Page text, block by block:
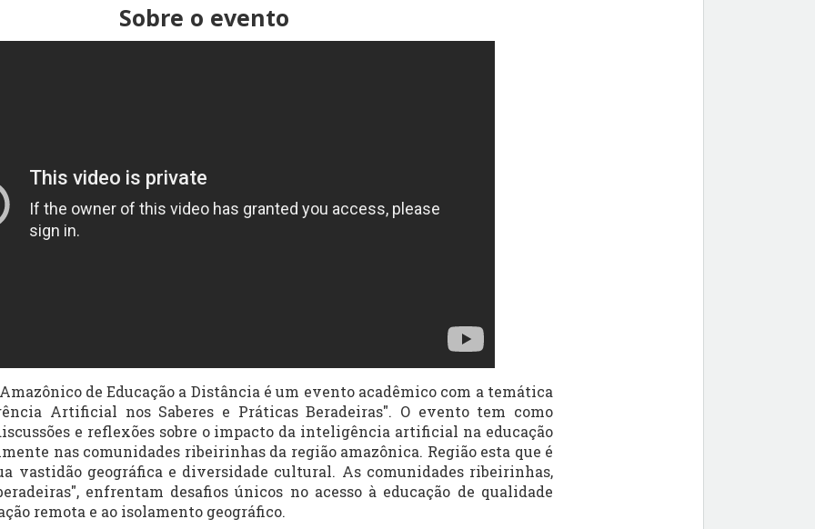
Sobre o evento
de Educação a Distância é um evento acadêmico com a temática
Artificial nos Saberes e Práticas Beradeiras". O evento tem como
e reflexões sobre o impacto da inteligência artificial na educação
nas comunidades ribeirinhas da região amazônica. Região esta que é
vastidão geográfica e diversidade cultural. As comunidades ribeirinhas,
enfrentam desafios únicos no acesso à educação de qualidade
remota e ao isolamento geográfico.